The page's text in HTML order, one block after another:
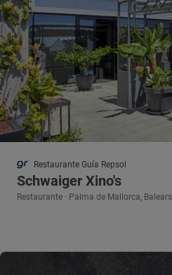
Restaurante Guía Repsol
Schwaiger Xino's
Restaurante · Palma de Mallorca,